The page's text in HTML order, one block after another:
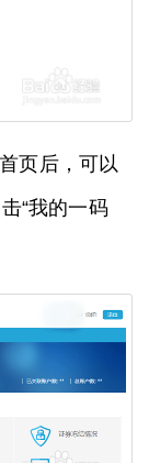
页后，可以
“我的一码